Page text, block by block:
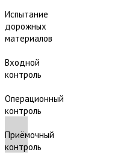
Испытание
дорожных
материалов
Входной
контроль
Операционный
контроль
Приёмочный
контроль